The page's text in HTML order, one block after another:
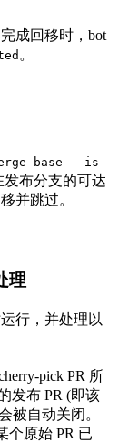
成回移时，bot
。
base --is-
发布分支的可达
并跳过。
理
行，并处理以
pick PR 所
发布 PR (即该
被自动关闭。
个原始 PR 已